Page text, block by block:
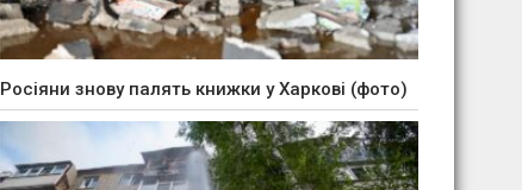
Росіяни знову палять книжки у Харкові (фото)